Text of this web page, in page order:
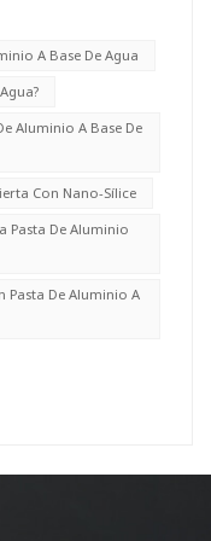
A Base De Agua
Aluminio A Base De
Con Nano-Sílice
Pasta De Aluminio
Pasta De Aluminio A